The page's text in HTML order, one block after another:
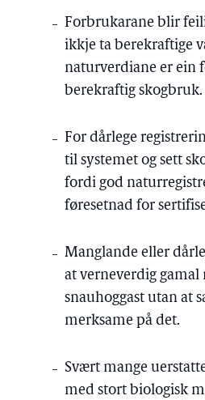
Forbrukarane blir
ikkje ta berekraftige
naturverdiane er ein
berekraftig skogbruk.
For dårlege
til systemet og sett
fordi god
føresetnad for
Manglande eller
at verneverdig gamal
snauhoggast utan at
merksame på det.
Svært mange
med stort biologisk